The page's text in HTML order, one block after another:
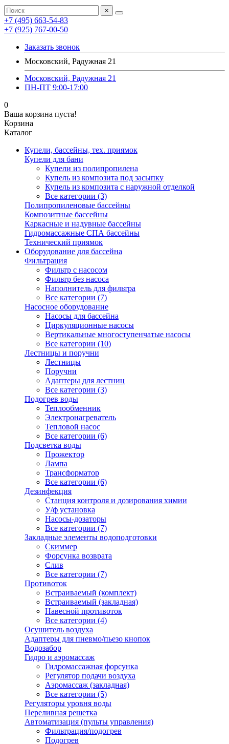
×
+7 (495) 663-54-83
+7 (925) 767-00-50
Заказать звонок
Московский, Радужная 21
Московский, Радужная 21
ПН-ПТ 9:00-17:00
0
Ваша корзина пуста!
Корзина
Каталог
Купели, бассейны, тех. приямок
Купели для бани
Купели из полипропилена
Купель из композита под засыпку
Купель из композита с наружной отделкой
Все категории (3)
Полипропиленовые бассейны
Композитные бассейны
Каркасные и надувные бассейны
Гидромассажные СПА бассейны
Технический приямок
Оборудование для бассейна
Фильтрация
Фильтр с насосом
Фильтр без насоса
Наполнитель для фильтра
Все категории (7)
Насосное оборудование
Насосы для бассейна
Циркуляционные насосы
Вертикальные многоступенчатые насосы
Все категории (10)
Лестницы и поручни
Лестницы
Поручни
Адаптеры для лестниц
Все категории (3)
Подогрев воды
Теплообменник
Электронагреватель
Тепловой насос
Все категории (6)
Подсветка воды
Прожектор
Лампа
Трансформатор
Все категории (6)
Дезинфекция
Станция контроля и дозирования химии
У/ф установка
Насосы-дозаторы
Все категории (7)
Закладные элементы водоподготовки
Скиммер
Форсунка возврата
Слив
Все категории (7)
Противоток
Встраиваемый (комплект)
Встраиваемый (закладная)
Навесной противоток
Все категории (4)
Осушитель воздуха
Адаптеры для пневмо/пьезо кнопок
Водозабор
Гидро и аэромассаж
Гидромассажная форсунка
Регулятор подачи воздуха
Аэромассаж (закладная)
Все категории (5)
Регуляторы уровня воды
Переливная решетка
Автоматизация (пульты управления)
Фильтрация/подогрев
Подогрев